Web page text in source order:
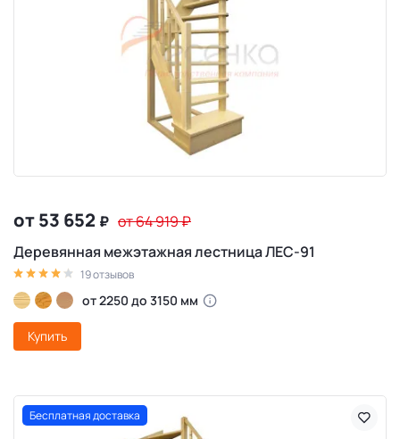
от 53 652 ₽ от 64 919₽
Деревянная межэтажная лестница ЛЕС-91
19 отзывов
от 2250 до 3150 мм
Купить
Бесплатная доставка